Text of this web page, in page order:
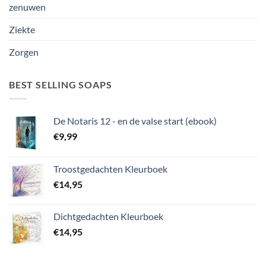
zenuwen
Ziekte
Zorgen
BEST SELLING SOAPS
De Notaris 12 - en de valse start (ebook)
€9,99
Troostgedachten Kleurboek
€14,95
Dichtgedachten Kleurboek
€14,95